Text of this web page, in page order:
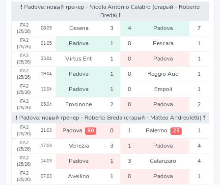
❗️ Padova: новый тренер - Nicola Antonio Calabro (старый - Roberto
Breda) ❗️
ITA2
(25/26)
08.05 Cesena 3 4 Padova 7
ITA2
(25/26)
01.05 Padova 1 0 Pescara 1
ITA2
(25/26)
25.04 Virtus Ent 1 0 Padova 1
ITA2
(25/26)
19.04 Padova 1 0 Reggio Aud 1
ITA2
(25/26)
12.04 Padova 1 0 Empoli 1
ITA2
(25/26)
05.04 Frosinone 2 0 Padova
2
❗️ Padova: новый тренер - Roberto Breda (старый - Matteo Andreoletti) ❗️
ITA2
(25/26)
21.03 Padova 90 0 1 Palermo 25 1
ITA2
(25/26)
17.03 Venezia 3 1 Padova 4
ITA2
(25/26)
14.03 Padova 1 3 Catanzaro 4
ITA2
(25/26)
07.03 Avellino 1 0 Padova 1